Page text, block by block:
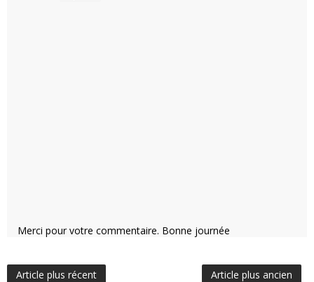
Merci pour votre commentaire. Bonne journée
Article plus récent Article plus ancien